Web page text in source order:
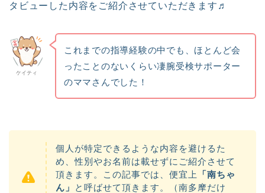
タビューした内容をご紹介させていただきます♬
ケイティ
これまでの指導経験の中でも、ほとんど会
ったことのないくらい凄腕受検サポーター
のママさんでした！
個人が特定できるような内容を避けるた
め、性別やお名前は載せずにご紹介させて
頂きます。この記事では、便宜上
「南ちゃ
ん」
と呼ばせて頂きます。（南多摩だけ